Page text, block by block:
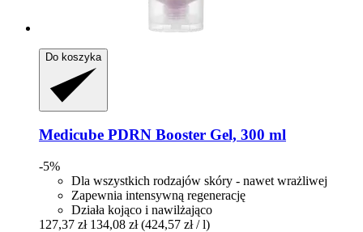
Do koszyka
Medicube PDRN Booster Gel, 300 ml
-5%
Dla wszystkich rodzajów skóry - nawet wrażliwej
Zapewnia intensywną regenerację
Działa kojąco i nawilżająco
127,37 zł 134,08 zł (424,57 zł / l)